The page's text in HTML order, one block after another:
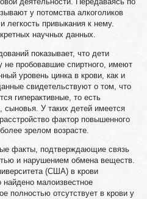
у потомства алкоголиков
легкость привыкания к нему.
научных данных.
показывает, что дети
не пробовавшие спиртного, имеют
уровень цинка в крови, как и
свидетельствуют о том, что
гиперактивные, то есть
сыновья. У таких детей имеется
фактор повышенного
зрелом возрасте.
факты, подтверждающие связь
и нарушением обмена веществ.
(США) в крови
найдено малоизвестное
полностью отсутствует в крови у